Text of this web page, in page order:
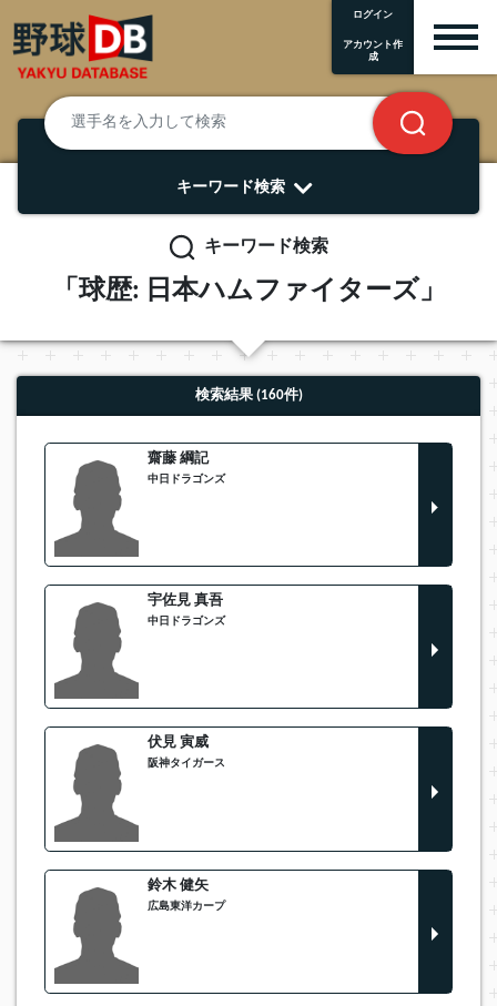
ログイン
アカウント作
成
キーワード検索
キーワード検索
「球歴: 日本ハムファイターズ」
検索結果 (160件)
齋藤 綱記
中日ドラゴンズ
宇佐見 真吾
中日ドラゴンズ
伏見 寅威
阪神タイガース
鈴木 健矢
広島東洋カープ